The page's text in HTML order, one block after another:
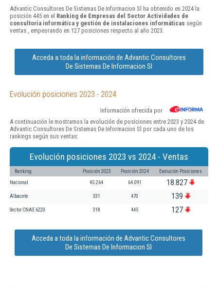
Advantic Consultores De Sistemas De Informacion Sl ha obtenido en 2024 la
posición 445 en el Ranking de Empresas del Sector Actividades de
consultoría informática y gestión de instalaciones informáticas según
ventas , empeorando en 127 posiciones respecto al año 2023.
Acceda a toda la información de Advantic Consultores
De Sistemas De Informacion Sl
Evolución posiciones 2023 - 2024
Información ofrecida por
A continuación le mostramos la evolución de posiciones entre 2023 y 2024 de
Advantic Consultores De Sistemas De Informacion Sl por cada uno de los
rankings según sus ventas:
Evolución posiciones 2023 vs 2024 - Ventas
Ranking Posición 2023 Posición 2024 Evolución Posiciones
Nacional 45.264 64.091 18.827
Albacete 331 470 139
Sector CNAE 6220 318 445 127
Acceda a toda la información de Advantic Consultores
De Sistemas De Informacion Sl